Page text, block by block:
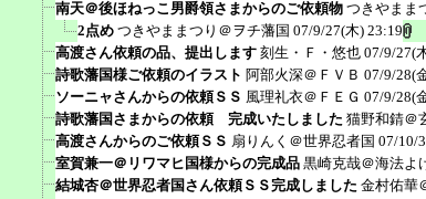
南天＠後ほねっこ男爵領さまからのご依頼物 つきやまま
2点め つきやままつり＠ヲチ藩国 07/9/27(木) 23:19
高渡さん依頼の品、提出します 刻生・Ｆ・悠也 07/9/27(
詩歌藩国様ご依頼のイラスト 阿部火深＠ＦＶＢ 07/9/28(
ソーニャさんからの依頼ＳＳ 風理礼衣＠ＦＥＧ 07/9/28(
詩歌藩国さまからの依頼 完成いたしました 猫野和錆＠
高渡さんからのご依頼ＳＳ 扇りんく＠世界忍者国 07/10/
室賀兼一＠リワマヒ国様からの完成品 黒崎克哉＠海法よ
結城杏＠世界忍者国さん依頼ＳＳ完成しました 金村佑華